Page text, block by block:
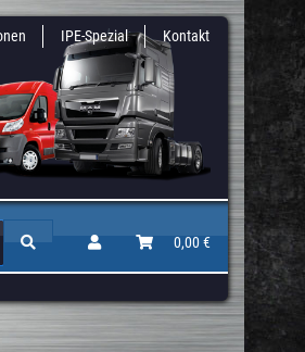
IPE-Spezial
Kontakt
0,00 €
Auflastungen / Gutachten